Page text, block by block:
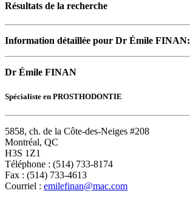
Résultats de la recherche
Information détaillée pour Dr Émile FINAN:
Dr Émile FINAN
Spécialiste en PROSTHODONTIE
5858, ch. de la Côte-des-Neiges #208
Montréal, QC
H3S 1Z1
Téléphone : (514) 733-8174
Fax : (514) 733-4613
Courriel : emilefinan@mac.com